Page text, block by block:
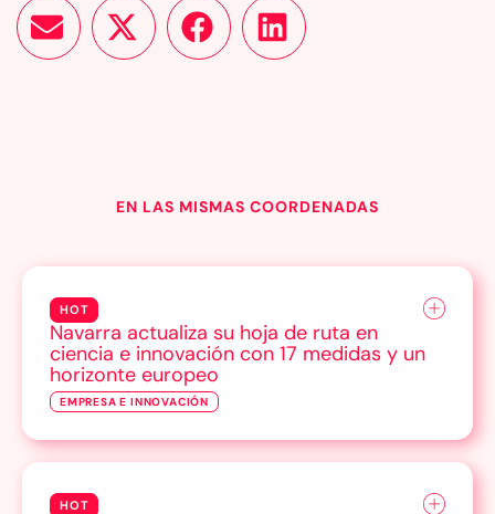
EN LAS MISMAS COORDENADAS
HOT
Navarra actualiza su hoja de ruta en
ciencia e innovación con 17 medidas y un
horizonte europeo
EMPRESA E INNOVACIÓN
HOT